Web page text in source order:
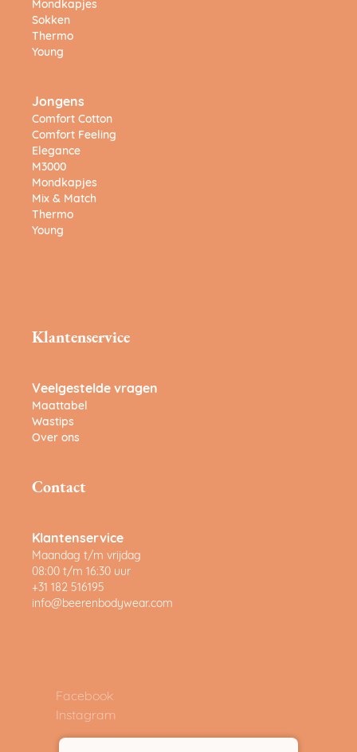
Mondkapjes
Sokken
Thermo
Young
Jongens
Comfort Cotton
Comfort Feeling
Elegance
M3000
Mondkapjes
Mix & Match
Thermo
Young
Klantenservice
Veelgestelde vragen
Maattabel
Wastips
Over ons
Contact
Klantenservice
Maandag t/m vrijdag
08:00 t/m 16:30 uur
+31 182 516195
info@beerenbodywear.com
Facebook
Instagram